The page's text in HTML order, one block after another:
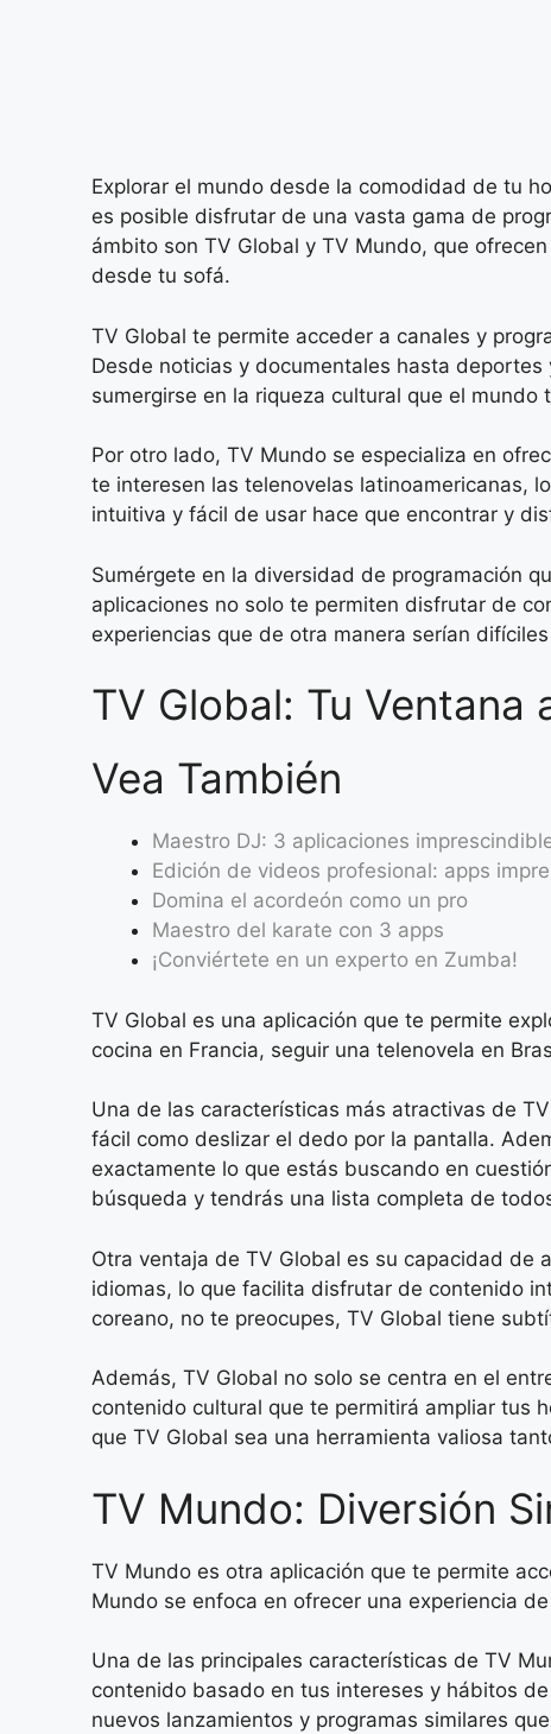
Explorar el mundo desde la comodidad de tu
es posible disfrutar de una vasta gama de
ámbito son TV Global y TV Mundo, que
desde tu sofá.
TV Global te permite acceder a canales y
Desde noticias y documentales hasta
sumergirse en la riqueza cultural que el mundo
Por otro lado, TV Mundo se especializa en
te interesen las telenovelas latinoamericanas,
intuitiva y fácil de usar hace que encontrar y
Sumérgete en la diversidad de programación
aplicaciones no solo te permiten disfrutar de
experiencias que de otra manera serían
TV Global: Tu Ventana
Vea También
Maestro DJ: 3 aplicaciones
Edición de videos profesional: apps
Domina el acordeón como un pro
Maestro del karate con 3 apps
¡Conviértete en un experto en Zumba!
TV Global es una aplicación que te permite
cocina en Francia, seguir una telenovela en
Una de las características más atractivas de
fácil como deslizar el dedo por la pantalla.
exactamente lo que estás buscando en
búsqueda y tendrás una lista completa de
Otra ventaja de TV Global es su capacidad de
idiomas, lo que facilita disfrutar de contenido
coreano, no te preocupes, TV Global tiene
Además, TV Global no solo se centra en el
contenido cultural que te permitirá ampliar tus
que TV Global sea una herramienta valiosa
TV Mundo: Diversión
TV Mundo es otra aplicación que te permite
Mundo se enfoca en ofrecer una experiencia
Una de las principales características de TV
contenido basado en tus intereses y hábitos
nuevos lanzamientos y programas similares